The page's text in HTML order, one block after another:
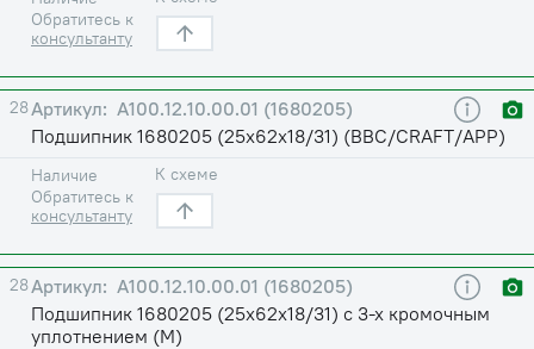
Обратитесь к
консультанту
28
А100.12.10.00.01 (1680205)
Подшипник 1680205 (25х62х18/31) (BBC/CRAFT/APP)
Наличие
Обратитесь к
консультанту
К схеме
28
А100.12.10.00.01 (1680205)
Подшипник 1680205 (25х62х18/31) с 3-х кромочным
уплотнением (М)